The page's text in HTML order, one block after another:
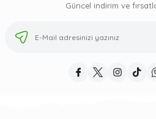
Güncel indirim ve